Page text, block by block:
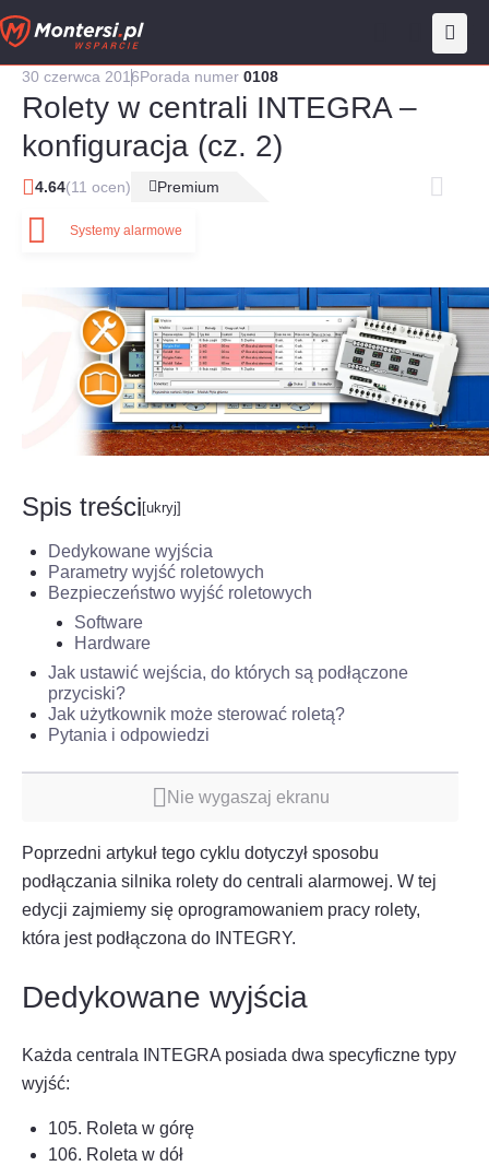
Przejdź
do
treści
30 czerwca 2016Porada numer 0108
Rolety w centrali INTEGRA –
konfiguracja (cz. 2)
4.64(11 ocen) Premium
Systemy alarmowe
Spis treści
Dedykowane wyjścia
Parametry wyjść roletowych
Bezpieczeństwo wyjść roletowych
Software
Hardware
Jak ustawić wejścia, do których są podłączone
przyciski?
Jak użytkownik może sterować roletą?
Pytania i odpowiedzi
Nie wygaszaj ekranu
Poprzedni artykuł tego cyklu dotyczył sposobu
podłączania silnika rolety do centrali alarmowej. W tej
edycji zajmiemy się oprogramowaniem pracy rolety,
która jest podłączona do INTEGRY.
Dedykowane wyjścia
Każda centrala INTEGRA posiada dwa specyficzne typy
wyjść:
105. Roleta w górę
106. Roleta w dół